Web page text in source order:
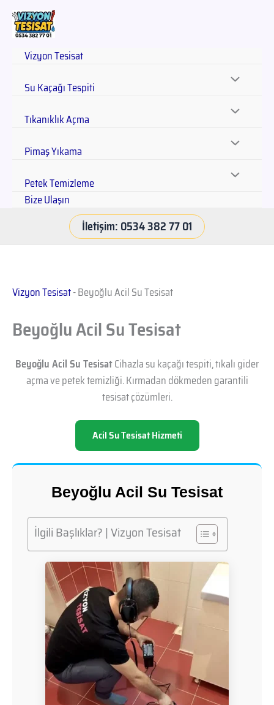
Vizyon Tesisat
Su Kaçağı Tespiti
Tıkanıklık Açma
Pimaş Yıkama
Petek Temizleme
Bize Ulaşın
İletişim: 0534 382 77 01
Vizyon Tesisat-Beyoğlu Acil Su Tesisat
Beyoğlu Acil Su Tesisat
Beyoğlu Acil Su TesisatCihazla su kaçağı tespiti, tıkalı gider
açma ve petek temizliği. Kırmadan dökmeden garantili
tesisat çözümleri.
Acil Su Tesisat Hizmeti
Beyoğlu Acil Su Tesisat
İlgili Başlıklar? | Vizyon Tesisat